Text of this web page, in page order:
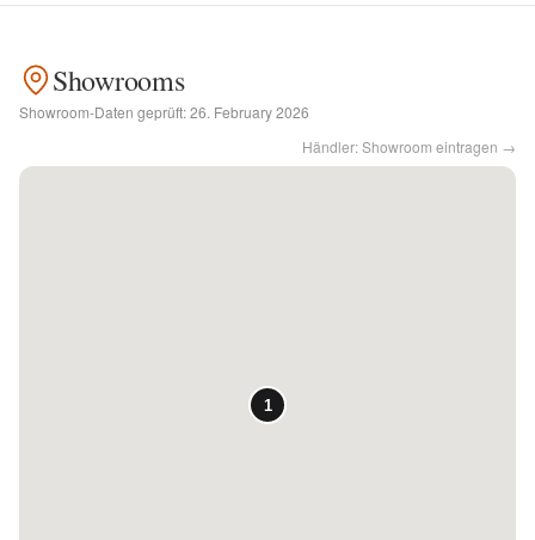
Kontakt
Showrooms
Showroom-Daten geprüft:26. February 2026
Händler: Showroom eintragen →